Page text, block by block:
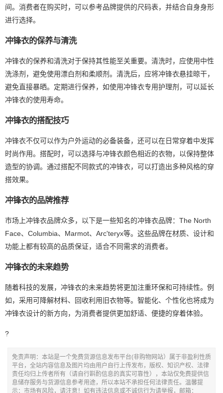
间。消费者在购买时，可以参考品牌提供的尺码表，并结合自身身形
进行选择。
冲锋衣的保养与清洗
冲锋衣的保养和清洗对于保持其性能至关重要。清洗时，应使用中性
洗涤剂，避免使用漂白剂和柔顺剂。清洗后，应将冲锋衣悬挂晾干，
避免直接暴晒。定期进行保养，如使用冲锋衣专用护理剂，可以延长
冲锋衣的使用寿命。
冲锋衣的搭配技巧
冲锋衣不仅可以作为户外运动的必备装备，还可以在日常穿着中发挥
时尚作用。搭配时，可以选择与冲锋衣颜色相近的衣物，以保持整体
造型的协调。通过搭配不同款式的冲锋衣，可以打造出多种风格的穿
搭效果。
冲锋衣的品牌推荐
市场上冲锋衣品牌众多，以下是一些知名的冲锋衣品牌：The North
Face、Columbia、Marmot、Arc'teryx等。这些品牌在材质、设计和
功能上都有较高的品质保证，适合不同需求的消费者。
冲锋衣的未来趋势
随着科技的发展，冲锋衣的未来趋势将更加注重环保和可持续性。例
如，采用可降解材料、回收利用旧衣物等。智能化、个性化也将成为
冲锋衣设计的新方向，为消费者提供更加舒适、便捷的穿着体验。
?
免责声明：本站是一个免费货源信息发布平台(非购物网站）属于非盈利性质
平台，全站内容信息及图片均由用户自行上传发布，版权、知识产权、法律
责任均归上传者所有（请自行斟酌信息的真实可靠性），本站仅免费提供信
息储存服务与货源信息参考用途，所以本站不承担任何法律责任。温馨提
示：市场有风险，请注意！如有违法信息或不诚信行为请举报，邮箱：